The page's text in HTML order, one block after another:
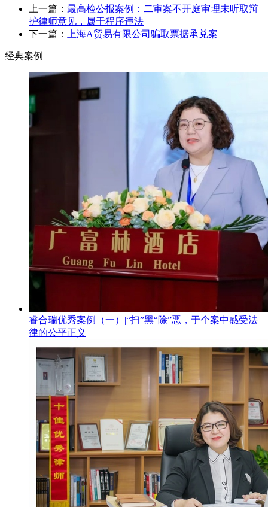
上一篇： 最高检公报案例：二审案不开庭审理未听取辩
护律师意见，属于程序违法
下一篇：
上海A贸易有限公司骗取票据承兑案
经典案例
睿合瑞优秀案例（一）|“扫”黑“除”恶，于个案中感受法
律的公平正义